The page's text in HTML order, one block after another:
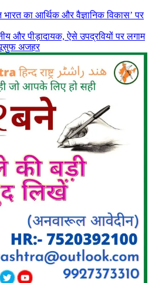
भारत का आर्थिक और वैज्ञानिक विकास’ पर
और पीड़ादायक, ऐसे उपद्रवियों पर लगाम
यूसुफ अजहर